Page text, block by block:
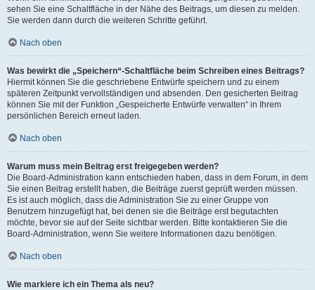
sehen Sie eine Schaltfläche in der Nähe des Beitrags, um diesen zu melden.
Sie werden dann durch die weiteren Schritte geführt.
Nach oben
Was bewirkt die „Speichern“-Schaltfläche beim Schreiben eines Beitrags?
Hiermit können Sie die geschriebene Entwürfe speichern und zu einem
späteren Zeitpunkt vervollständigen und absenden. Den gesicherten Beitrag
können Sie mit der Funktion „Gespeicherte Entwürfe verwalten“ in Ihrem
persönlichen Bereich erneut laden.
Nach oben
Warum muss mein Beitrag erst freigegeben werden?
Die Board-Administration kann entschieden haben, dass in dem Forum, in dem
Sie einen Beitrag erstellt haben, die Beiträge zuerst geprüft werden müssen.
Es ist auch möglich, dass die Administration Sie zu einer Gruppe von
Benutzern hinzugefügt hat, bei denen sie die Beiträge erst begutachten
möchte, bevor sie auf der Seite sichtbar werden. Bitte kontaktieren Sie die
Board-Administration, wenn Sie weitere Informationen dazu benötigen.
Nach oben
Wie markiere ich ein Thema als neu?